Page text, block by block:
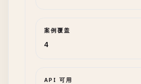
案例覆盖
4
API 可用